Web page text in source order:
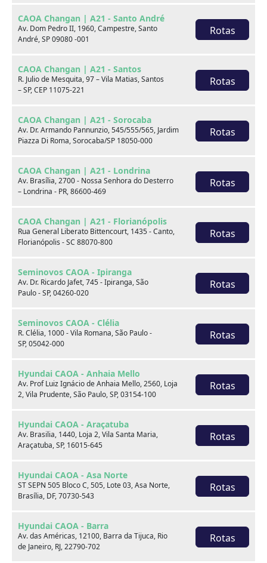
CAOA Changan | A21 - Santo André
Av. Dom Pedro II, 1960, Campestre, Santo
André, SP 09080 -001
Rotas
CAOA Changan | A21 - Santos
R. Julio de Mesquita, 97 – Vila Matias, Santos
– SP, CEP 11075-221
Rotas
CAOA Changan | A21 - Sorocaba
Av. Dr. Armando Pannunzio, 545/555/565, Jardim
Piazza Di Roma, Sorocaba/SP 18050-000
Rotas
CAOA Changan | A21 - Londrina
Av. Brasília, 2700 - Nossa Senhora do Desterro
– Londrina - PR, 86600-469
Rotas
CAOA Changan | A21 - Florianópolis
Rua General Liberato Bittencourt, 1435 - Canto,
Florianópolis - SC 88070-800
Rotas
Seminovos CAOA - Ipiranga
Av. Dr. Ricardo Jafet, 745 - Ipiranga, São
Paulo - SP, 04260-020
Rotas
Seminovos CAOA - Clélia
R. Clélia, 1000 - Vila Romana, São Paulo -
SP, 05042-000
Rotas
Hyundai CAOA - Anhaia Mello
Av. Prof Luiz Ignácio de Anhaia Mello, 2560, Loja
2, Vila Prudente, São Paulo, SP, 03154-100
Rotas
Hyundai CAOA - Araçatuba
Av. Brasilia, 1440, Loja 2, Vila Santa Maria,
Araçatuba, SP, 16015-645
Rotas
Hyundai CAOA - Asa Norte
ST SEPN 505 Bloco C, 505, Lote 03, Asa Norte,
Brasília, DF, 70730-543
Rotas
Hyundai CAOA - Barra
Av. das Américas, 12100, Barra da Tijuca, Rio
de Janeiro, RJ, 22790-702
Rotas
Observações
PARA MAIORES INFORMAÇÕES SOBRE O VEÍCULO, FALE
COM: CRISTOVAO SANTOS 85988738551 WHATSAPP.A
BRASIL COM 47 ANOS DE MERCADO AUTOMOTIVO.
TODOS OS NOSSOS VEÍCULOS SEMINOVOS SÃO
PERICIADOS(INSPEÇÃO VEICULAR),DANDO
CLIENTES.
Você pode gostar de
Hyundai HB20
1.0 12V FLEX SENSE MANUAL
CAOA Chery | D21 - Brasilia